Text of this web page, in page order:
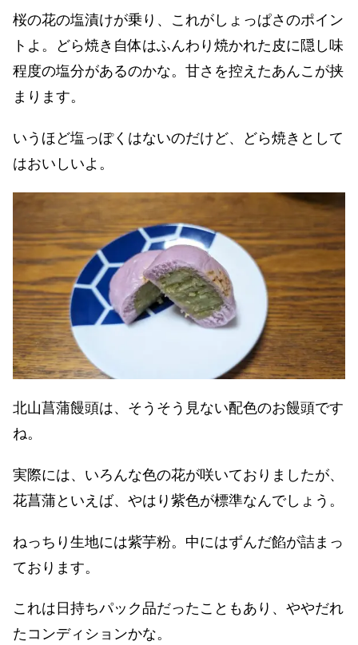
桜の花の塩漬けが乗り、これがしょっぱさのポイン
トよ。どら焼き自体はふんわり焼かれた皮に隠し味
程度の塩分があるのかな。甘さを控えたあんこが挟
まります。
いうほど塩っぽくはないのだけど、どら焼きとして
はおいしいよ。
北山菖蒲饅頭は、そうそう見ない配色のお饅頭です
ね。
実際には、いろんな色の花が咲いておりましたが、
花菖蒲といえば、やはり紫色が標準なんでしょう。
ねっちり生地には紫芋粉。中にはずんだ餡が詰まっ
ております。
これは日持ちパック品だったこともあり、ややだれ
たコンディションかな。